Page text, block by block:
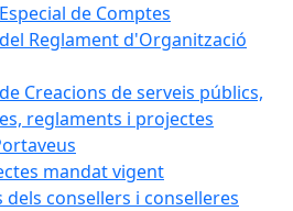
de Comptes
Reglament d'Organització
Creacions de serveis públics,
reglaments i projectes
mandat vigent
dels consellers i conselleres